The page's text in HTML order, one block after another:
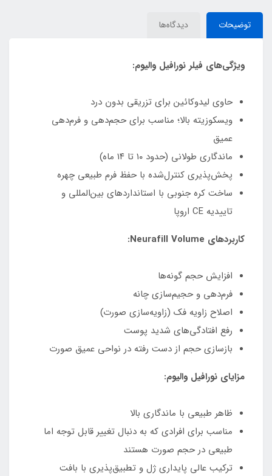
توضیحات دیدگاه‌ها
ویژگی‌های فیلر نورافیل والیوم:
حاوی لیدوکائین برای تزریقی بدون درد
ویسکوزیته بالا؛ مناسب برای حجم‌دهی و فرم‌دهی
عمیق
ماندگاری طولانی (حدود ۱۰ تا ۱۴ ماه)
پخش‌پذیری کنترل‌شده با حفظ فرم طبیعی چهره
ساخت کره جنوبی با استانداردهای بین‌المللی و
تاییدیه CE اروپا
کاربردهای Neurafill Volume:
افزایش حجم گونه‌ها
فرم‌دهی و حجیم‌سازی چانه
اصلاح زاویه فک (زاویه‌سازی صورت)
رفع افتادگی‌های شدید پوست
بازسازی حجم از دست رفته در نواحی عمیق صورت
مزایای نورافیل والیوم:
ظاهر طبیعی با ماندگاری بالا
مناسب برای افرادی که به دنبال تغییر قابل توجه اما
طبیعی در حجم صورت هستند
ترکیب عالی پایداری ژل و تطبیق‌پذیری با بافت